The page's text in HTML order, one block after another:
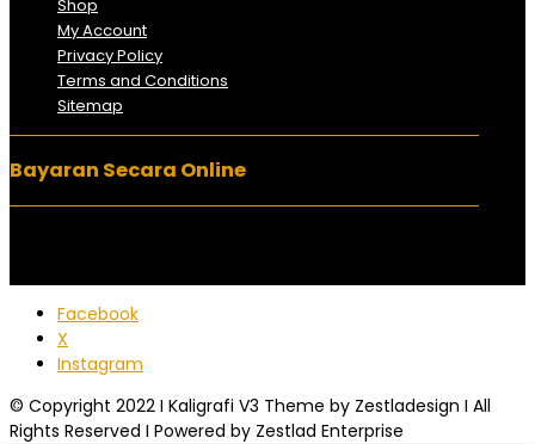
Shop
My Account
Privacy Policy
Terms and Conditions
Sitemap
Bayaran Secara Online
Facebook
X
Instagram
© Copyright 2022 I Kaligrafi V3 Theme by Zestladesign I All
Rights Reserved I Powered by Zestlad Enterprise